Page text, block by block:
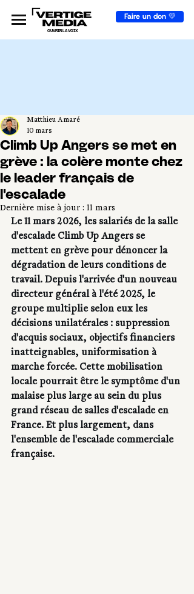
Faire un don 💛
OUVRIR LA VOIX
Climb Up Angers se met en
grève : la colère monte chez
le leader français de
l'escalade
Matthieu Amaré
10 mars
Dernière mise à jour : 11 mars
Le 11 mars 2026, les salariés de la salle
d'escalade Climb Up Angers se
mettent en grève pour dénoncer la
dégradation de leurs conditions de
travail. Depuis l'arrivée d'un nouveau
directeur général à l'été 2025, le
groupe multiplie selon eux les
décisions unilatérales : suppression
d'acquis sociaux, objectifs financiers
inatteignables, uniformisation à
marche forcée. Cette mobilisation
locale pourrait être le symptôme d'un
malaise plus large au sein du plus
grand réseau de salles d'escalade en
France. Et plus largement, dans
l'ensemble de l'escalade commerciale
française.